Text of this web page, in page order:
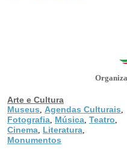
Arte e Cultura
Museus
Agendas Culturais
Fotografia Música Teatro
Cinema Literatura
Monumentos